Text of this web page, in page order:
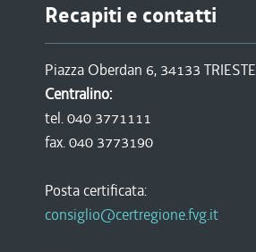
Recapiti e contatti
Piazza Oberdan 6, 34133 TRIESTE
Centralino:
tel. 040 3771111
fax. 040 3773190
Posta certificata:
consiglio@certregione.fvg.it